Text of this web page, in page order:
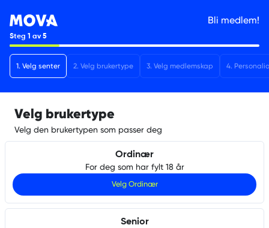
Bli medlem!
Steg 1 av5
1. Velg senter 2. Velg brukertype 3. Velg medlemskap 4.
Velg brukertype
Velg den brukertypen som passer deg
Ordinær
For deg som har fylt 18 år
Velg Ordinær
Senior